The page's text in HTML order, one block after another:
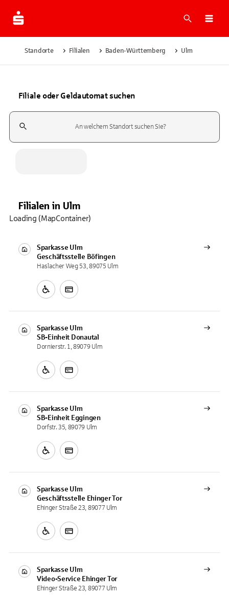
Suche
Standorte Filialen Baden-Württemberg Ulm
Filiale oder Geldautomat suchen
Suchfeld
Filialen in Ulm
Sparkasse Ulm
Geschäftsstelle Böfingen
Haslacher Weg 53, 89075 Ulm
Sparkasse Ulm
SB-Einheit Donautal
Dornierstr. 1, 89079 Ulm
Sparkasse Ulm
SB-Einheit Eggingen
Dorfstr. 35, 89079 Ulm
Sparkasse Ulm
Geschäftsstelle Ehinger Tor
Ehinger Straße 23, 89077 Ulm
Sparkasse Ulm
Video-Service Ehinger Tor
Ehinger Straße 23, 89077 Ulm
Loading (MapContainer)